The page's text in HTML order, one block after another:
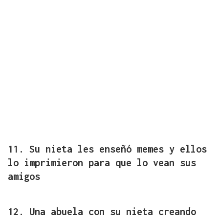
11. Su nieta les enseñó memes y ellos
lo imprimieron para que lo vean sus
amigos
12. Una abuela con su nieta creando